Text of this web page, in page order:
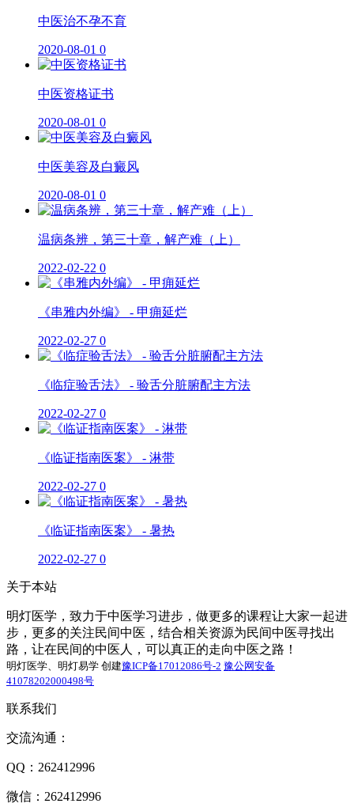
中医治不孕不育
2020-08-01 0
中医资格证书
2020-08-01 0
中医美容及白癜风
2020-08-01 0
温病条辨，第三十章，解产难（上）
2022-02-22 0
《串雅内外编》 - 甲痈延烂
2022-02-27 0
《临症验舌法》 - 验舌分脏腑配主方法
2022-02-27 0
《临证指南医案》 - 淋带
2022-02-27 0
《临证指南医案》 - 暑热
2022-02-27 0
关于本站
明灯医学，致力于中医学习进步，做更多的课程让大家一起进
步，更多的关注民间中医，结合相关资源为民间中医寻找出
路，让在民间的中医人，可以真正的走向中医之路！
明灯医学、明灯易学 创建豫ICP备17012086号-2 豫公网安备
41078202000498号
联系我们
交流沟通：
QQ：262412996
微信：262412996